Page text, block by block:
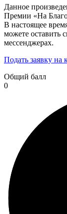
Данное
Премии «На
В настоящее
можете оставить
мессенджерах.
Подать заявку на
Общий балл
0